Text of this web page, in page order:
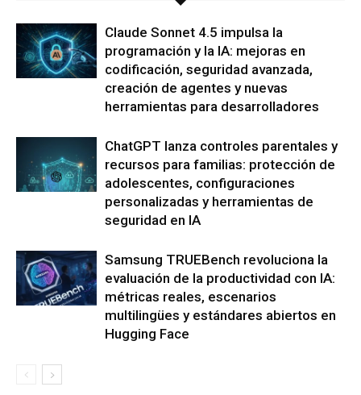
Claude Sonnet 4.5 impulsa la
programación y la IA: mejoras en
codificación, seguridad avanzada,
creación de agentes y nuevas
herramientas para desarrolladores
ChatGPT lanza controles parentales y
recursos para familias: protección de
adolescentes, configuraciones
personalizadas y herramientas de
seguridad en IA
Samsung TRUEBench revoluciona la
evaluación de la productividad con IA:
métricas reales, escenarios
multilingües y estándares abiertos en
Hugging Face